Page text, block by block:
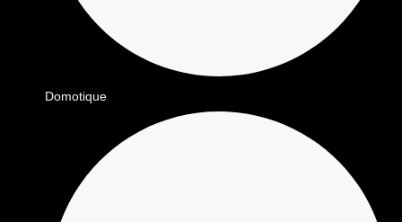
Domotique